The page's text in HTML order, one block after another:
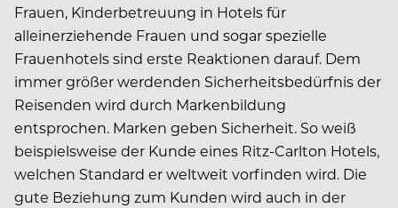
Frauen, Kinderbetreuung in Hotels für
alleinerziehende Frauen und sogar spezielle
Frauenhotels sind erste Reaktionen darauf. Dem
immer größer werdenden Sicherheitsbedürfnis der
Reisenden wird durch Markenbildung
entsprochen. Marken geben Sicherheit. So weiß
beispielsweise der Kunde eines Ritz-Carlton Hotels,
welchen Standard er weltweit vorfinden wird. Die
gute Beziehung zum Kunden wird auch in der